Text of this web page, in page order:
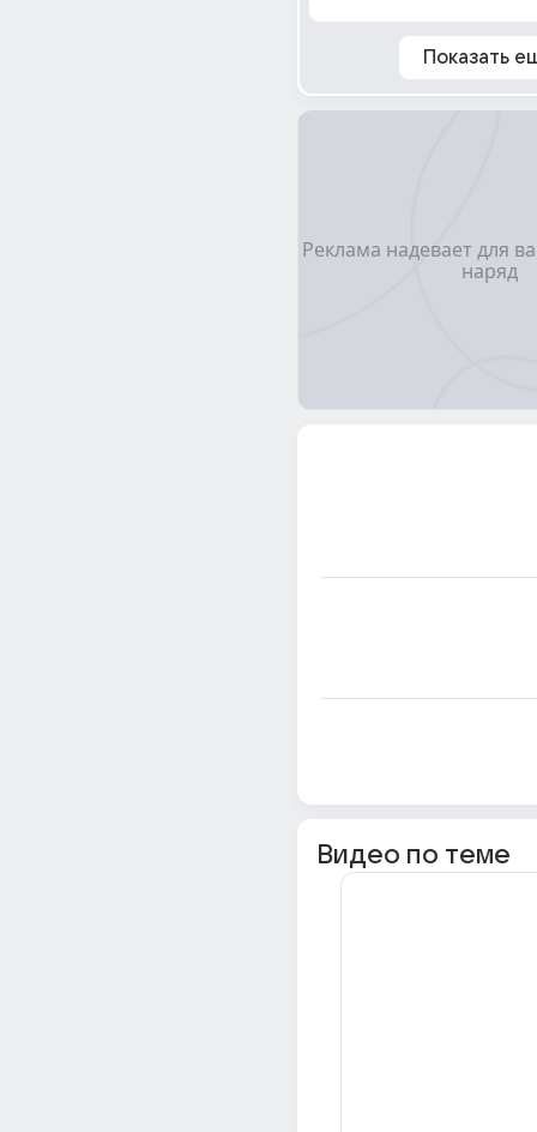
Показать
Видео по теме